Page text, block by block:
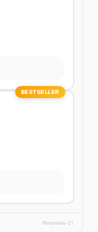
BESTSELLER
fhmonline-21